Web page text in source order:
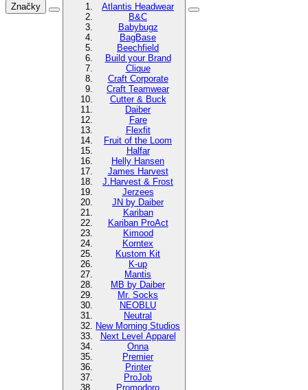
Značky
Atlantis Headwear
B&C
Babybugz
BagBase
Beechfield
Build your Brand
Clique
Craft Corporate
Craft Teamwear
Cutter & Buck
Daiber
Fare
Flexfit
Fruit of the Loom
Halfar
Helly Hansen
James Harvest
J.Harvest & Frost
Jerzees
JN by Daiber
Kariban
Kariban ProAct
Kimood
Korntex
Kustom Kit
K-up
Mantis
MB by Daiber
Mr. Socks
NEOBLU
Neutral
New Morning Studios
Next Level Apparel
Onna
Premier
Printer
ProJob
Promodoro